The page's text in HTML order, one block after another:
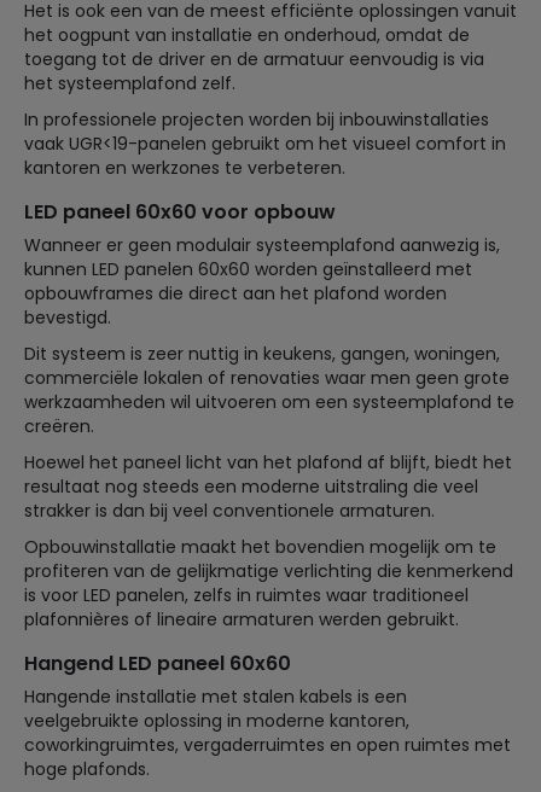
Het is ook een van de meest efficiënte oplossingen vanuit
het oogpunt van installatie en onderhoud, omdat de
toegang tot de driver en de armatuur eenvoudig is via
het systeemplafond zelf.
In professionele projecten worden bij inbouwinstallaties
vaak UGR<19-panelen gebruikt om het visueel comfort in
kantoren en werkzones te verbeteren.
LED paneel 60x60 voor opbouw
Wanneer er geen modulair systeemplafond aanwezig is,
kunnen LED panelen 60x60 worden geïnstalleerd met
opbouwframes die direct aan het plafond worden
bevestigd.
Dit systeem is zeer nuttig in keukens, gangen, woningen,
commerciële lokalen of renovaties waar men geen grote
werkzaamheden wil uitvoeren om een systeemplafond te
creëren.
Hoewel het paneel licht van het plafond af blijft, biedt het
resultaat nog steeds een moderne uitstraling die veel
strakker is dan bij veel conventionele armaturen.
Opbouwinstallatie maakt het bovendien mogelijk om te
profiteren van de gelijkmatige verlichting die kenmerkend
is voor LED panelen, zelfs in ruimtes waar traditioneel
plafonnières of lineaire armaturen werden gebruikt.
Hangend LED paneel 60x60
Hangende installatie met stalen kabels is een
veelgebruikte oplossing in moderne kantoren,
coworkingruimtes, vergaderruimtes en open ruimtes met
hoge plafonds.